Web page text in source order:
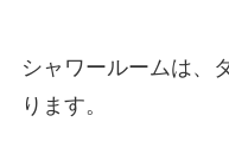
シャワールームは、
ります。